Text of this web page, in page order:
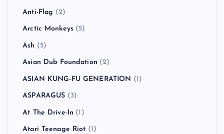
Anti-Flag (2)
Arctic Monkeys (5)
Ash (5)
Asian Dub Foundation (2)
ASIAN KUNG-FU GENERATION (1)
ASPARAGUS (3)
At The Drive-In (1)
Atari Teenage Riot (1)